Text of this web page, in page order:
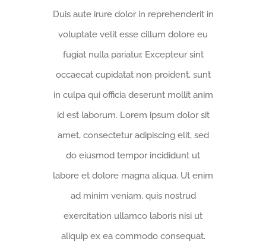
Duis aute irure dolor in reprehenderit in
voluptate velit esse cillum dolore eu
fugiat nulla pariatur. Excepteur sint
occaecat cupidatat non proident, sunt
in culpa qui officia deserunt mollit anim
id est laborum. Lorem ipsum dolor sit
amet, consectetur adipiscing elit, sed
do eiusmod tempor incididunt ut
labore et dolore magna aliqua. Ut enim
ad minim veniam, quis nostrud
exercitation ullamco laboris nisi ut
aliquip ex ea commodo consequat.